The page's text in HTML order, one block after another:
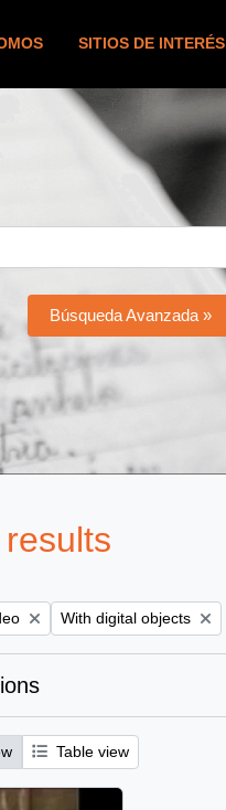
SITIOS DE INTERÉS
Búsqueda Avanzada »
filter:Remove filter:
With digital objects
Table view